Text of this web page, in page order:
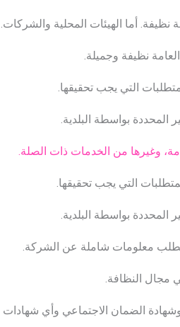
أما الهيئات المحلية والشركات.
نظيفة وجميلة.
التي يجب تحقيقها.
المحددة بواسطة البلدية.
وغيرها من الخدمات ذات الصلة.
التي يجب تحقيقها.
المحددة بواسطة البلدية.
معلومات شاملة عن الشركة.
مجال النظافة.
الضمان الاجتماعي وأي شهادات